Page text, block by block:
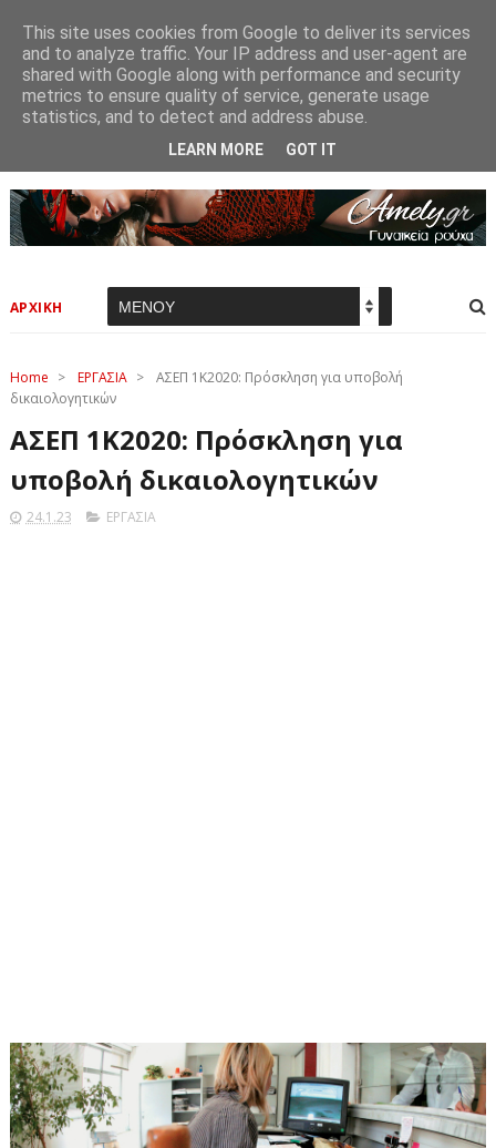
ΑΡΧΙΚΗ
Home > ΕΡΓΑΣΙΑ >
ΑΣΕΠ 1Κ2020: Πρόσκληση για υποβολή
δικαιολογητικών
ΑΣΕΠ 1Κ2020: Πρόσκληση για
υποβολή δικαιολογητικών
24.1.23 ΕΡΓΑΣΙΑ
This site uses cookies from Google to deliver its services
and to analyze traffic. Your IP address and user-agent are
shared with Google along with performance and security
metrics to ensure quality of service, generate usage
statistics, and to detect and address abuse.
LEARN MORE GOT IT